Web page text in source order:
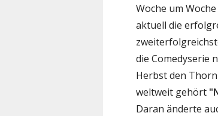
Woche um
aktuell die
die Comedyserie
Herbst den
weltweit gehört
Daran änderte